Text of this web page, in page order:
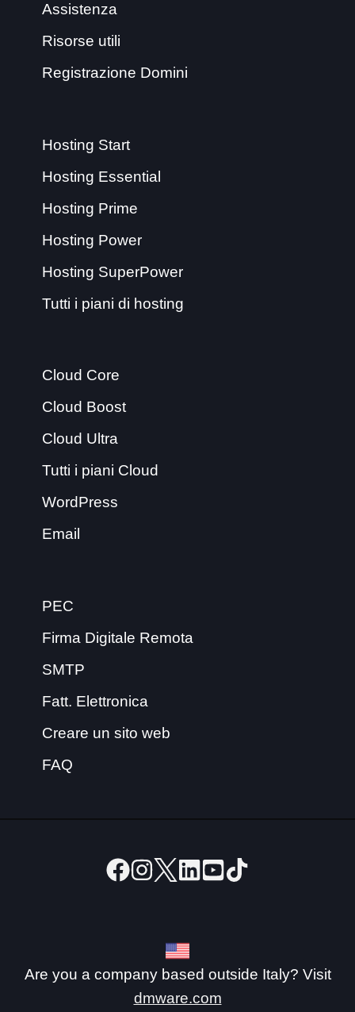
Assistenza
Risorse utili
Registrazione Domini
Hosting Start
Hosting Essential
Hosting Prime
Hosting Power
Hosting SuperPower
Tutti i piani di hosting
Cloud Core
Cloud Boost
Cloud Ultra
Tutti i piani Cloud
WordPress
Email
PEC
Firma Digitale Remota
SMTP
Fatt. Elettronica
Creare un sito web
FAQ
Are you a company based outside Italy? Visit
dmware.com